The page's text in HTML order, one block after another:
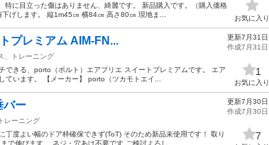
に目立った傷はありません、綺麗です。 新品購入です。（購入価格
げします。 縦1m45㎝ 横84㎝ 高さ80㎝ 現地ま...
お気に入り
プレミアム AIM-FN...
、トレーニング
できる、porto（ポルト）エアプリエ スイートプレミアムです。 エア
ています。 【メーカー】 porto（ツカモトエイ...
更新7月31日
作成7月31日
1
お気に入り
ー
レーニング
度よい幅のドア枠確保できず(ToT) そのため新品未使用です！ 取り
で伸びます。 ネジ・穴あけ不要です ご検討よろし...
更新7月30日
作成7月30日
7